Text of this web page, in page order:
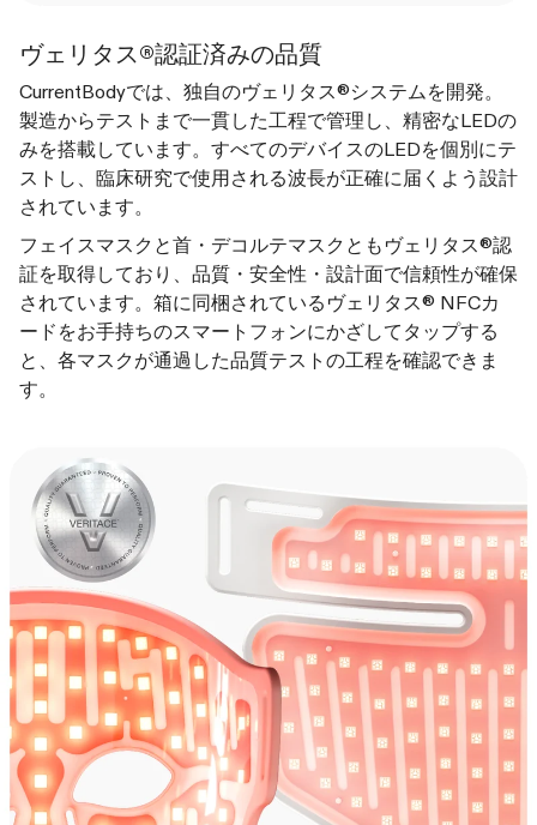
ヴェリタス®認証済みの品質
CurrentBodyでは、独自のヴェリタス®システムを開発。
製造からテストまで一貫した工程で管理し、精密なLEDの
みを搭載しています。すべてのデバイスのLEDを個別にテ
ストし、臨床研究で使用される波長が正確に届くよう設計
されています。
フェイスマスクと首・デコルテマスクともヴェリタス®認
証を取得しており、品質・安全性・設計面で信頼性が確保
されています。箱に同梱されているヴェリタス® NFCカ
ードをお手持ちのスマートフォンにかざしてタップする
と、各マスクが通過した品質テストの工程を確認できま
す。